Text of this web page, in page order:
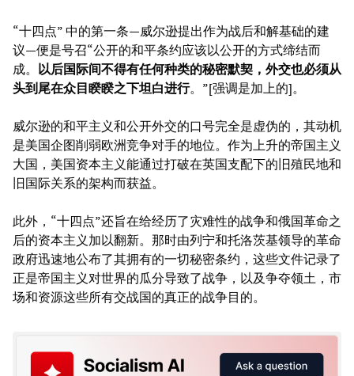
“十四点” 中的第一条—威尔逊提出作为战后和解基础的建
议—便是号召“公开的和平条约应该以公开的方式缔结而
成。 以后国际间不得有任何种类的秘密默契，外交也必须从
头到尾在众目睽睽之下坦白进行。”[强调是加上的]。
威尔逊的和平主义和公开外交的口号完全是虚伪的，其动机
是美国企图削弱欧洲竞争对手的地位。作为上升的帝国主义
大国，美国资本主义能通过打破在英国支配下的旧殖民地和
旧国际关系的架构而获益。
此外，“十四点”还旨在给经历了灾难性的战争和俄国革命之
后的资本主义加以翻新。那时由列宁和托洛茨基领导的革命
政府迅速地公布了其拥有的一切秘密条约，这些文件记录了
正是帝国主义对世界的瓜分导致了战争，以及争夺领土，市
场和资源这些所有交战国的真正的战争目的。